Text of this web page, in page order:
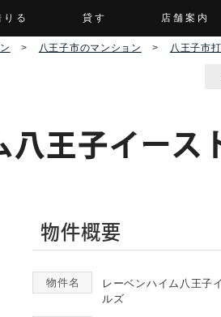
りる 貸す 店舗案内
> 八王子市のマンション > 八王子市
八王子イース
物件概要
物件名
レーベンハイム八王子
ルズ